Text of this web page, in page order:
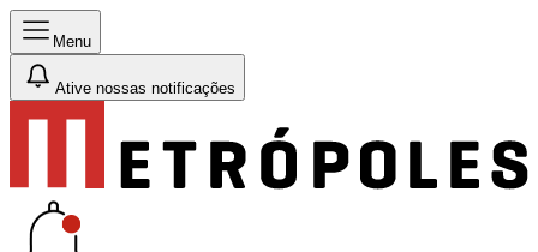
Menu
Ative nossas notificações